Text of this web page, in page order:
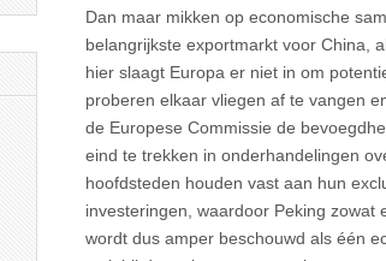
Dan maar mikken op economische
belangrijkste exportmarkt voor China,
hier slaagt Europa er niet in om
proberen elkaar vliegen af te vangen
de Europese Commissie de
eind te trekken in onderhandelingen
hoofdsteden houden vast aan hun
investeringen, waardoor Peking zowat
wordt dus amper beschouwd als één